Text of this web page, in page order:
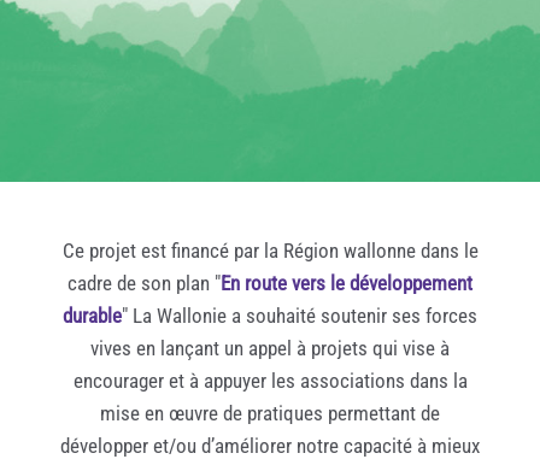
Ce projet est financé par la Région wallonne dans le
cadre de son plan "En route vers le développement
durable" La Wallonie a souhaité soutenir ses forces
vives en lançant un appel à projets qui vise à
encourager et à appuyer les associations dans la
mise en œuvre de pratiques permettant de
développer et/ou d’améliorer notre capacité à mieux